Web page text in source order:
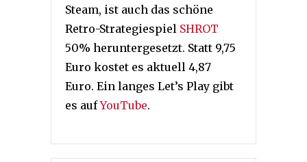
Steam, ist auch das schöne
Retro-Strategiespiel SHROT
50% heruntergesetzt. Statt 9,75
Euro kostet es aktuell 4,87
Euro. Ein langes Let’s Play gibt
es aufYouTube.